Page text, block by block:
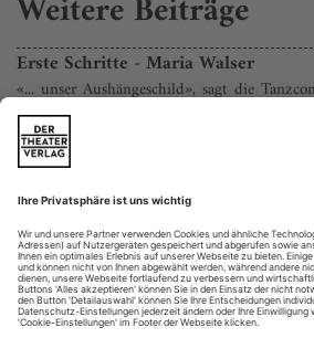
Weitere Beiträge
Erste Schritte - Maria Walser
«... unser Aushängeschild», sagt die
die Tochter aus der Theaterfamilie das
hat und vor Ideen übersprudelt.
beeindruckendem Spektrum.
«Ist Tanz noch das, was ich
weitergehen?» Maria Walser –
Tanzcompagnie Oldenburg – begreift
«Das Suchen dauert doch ein
Jahren hat die intelligente und quirlig